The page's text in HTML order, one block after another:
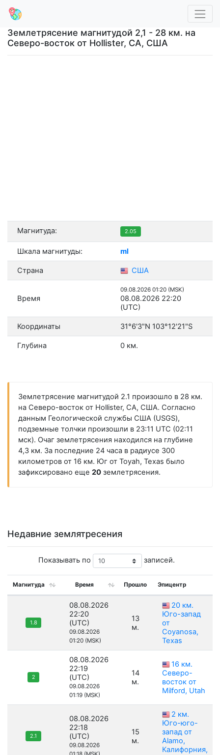
Землетрясение магнитудой 2,1 - 28 км. на
Северо-восток от Hollister, CA, США
Магнитуда: 2.05
Шкала магнитуды: ml
Страна США
Время
09.08.2026 01:20 (MSK)
08.08.2026 22:20
(UTC)
Координаты 31°6'3"N 103°12'21"S
Глубина 0 км.
Землетрясение магнитудой 2.1 произошло в 28 км.
на Северо-восток от Hollister, CA, США. Согласно
данным Геологической службы США (USGS),
подземные толчки произошли в 23:11 UTC (02:11
мск). Очаг землетрясения находился на глубине
4,3 км. За последние 24 часа в радиусе 300
километров от 16 км. Юг от Toyah, Texas было
зафиксировано еще 20землетрясения.
Недавние землятресения
Показывать по записей.
Магнитуда Время Прошло Эпицентр
1.8
08.08.2026
22:20
(UTC)
09.08.2026
01:20 (MSK)
13
м.
20 км.
Юго-запад
от
Coyanosa,
Texas
2
08.08.2026
22:19
(UTC)
09.08.2026
01:19 (MSK)
14
м.
16 км.
Северо-
восток от
Milford, Utah
2.1
08.08.2026
22:18
(UTC)
09.08.2026
15
м.
2 км.
Юго-юго-
запад от
Alamo,
Калифорния,